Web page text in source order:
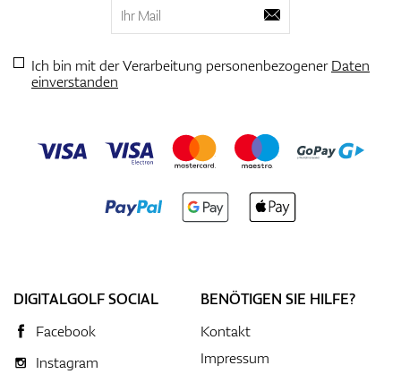
Ich bin mit der Verarbeitung personenbezogenerDaten
einverstanden
DIGITALGOLF SOCIAL
Facebook
Instagram
BENÖTIGEN SIE HILFE?
Kontakt
Impressum